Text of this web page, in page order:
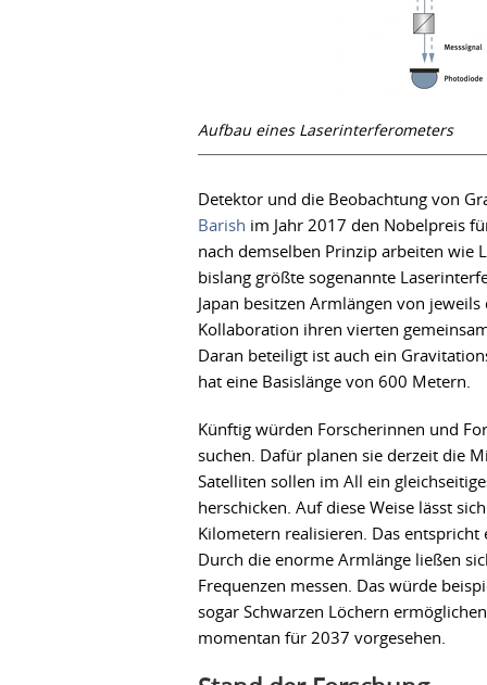
Aufbau eines Laserinterferometers
Detektor und die Beobachtung von
Barish im Jahr 2017 den Nobelpreis
nach demselben Prinzip arbeiten wie
bislang größte sogenannte
Japan besitzen Armlängen von
Kollaboration ihren vierten
Daran beteiligt ist auch ein
hat eine Basislänge von 600 Metern.
Künftig würden Forscherinnen und
suchen. Dafür planen sie derzeit die
Satelliten sollen im All ein
herschicken. Auf diese Weise lässt
Kilometern realisieren. Das entspricht
Durch die enorme Armlänge ließen
Frequenzen messen. Das würde
sogar Schwarzen Löchern
momentan für 2037 vorgesehen.